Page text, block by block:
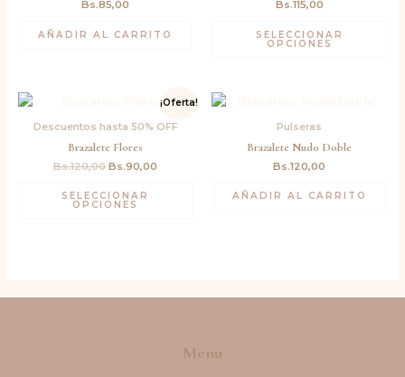
Bs.85,00
AÑADIR AL CARRITO
Bs.115,00
SELECCIONAR
OPCIONES
¡Oferta!
Descuentos hasta 50% OFF
Brazalete Flores
Bs.120,00
original
Bs.120,00.
Bs.90,00
El
precio
actual
SELECCIONAR
OPCIONES
Pulseras
Brazalete Nudo Doble
Bs.120,00
AÑADIR AL CARRITO
Menu